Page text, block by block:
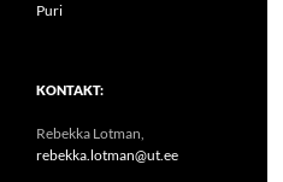
Puri
KONTAKT:
Rebekka Lotman,
rebekka.lotman@ut.ee